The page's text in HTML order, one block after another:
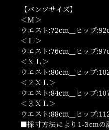
【パンツサイズ】
＜Ｍ＞
ウエスト:72cm__ヒップ
＜Ｌ＞
ウエスト:76cm__ヒップ
＜ＸＬ＞
ウエスト:80cm__ヒップ
＜２ＸＬ＞
ウエスト:84cm__ヒップ
＜３ＸＬ＞
ウエスト:88cm__ヒップ
■採寸方法により1-3cmの